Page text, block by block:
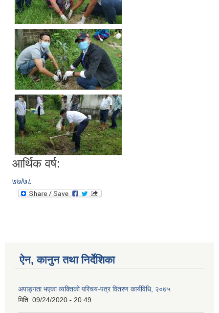
आर्थिक वर्ष:
७७/७८
ऐन, कानुन तथा निर्देशिका
अपाङ्गता भएका व्यक्तिको परिचय-पत्र वितरण कार्यविधि, २०७५
मिति: 09/24/2020 - 20:49